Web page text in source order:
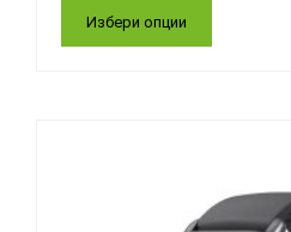
Избери опции